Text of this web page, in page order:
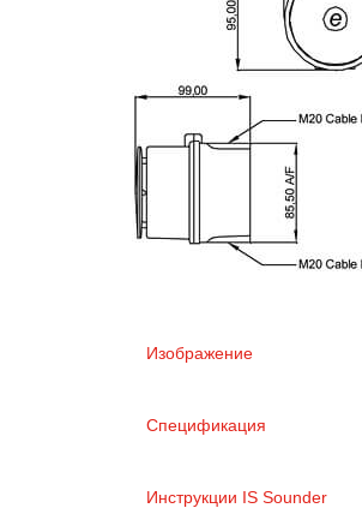
Изображение
Спецификация
Инструкции IS Sounder